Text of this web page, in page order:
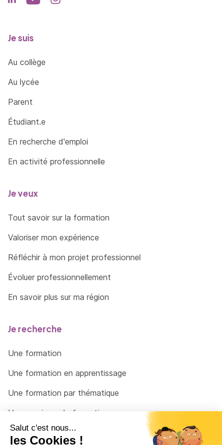
Communiquer à des fins de formation ou de
Je suis
Au collège
Au lycée
Parent
Étudiant.e
En recherche d'emploi
En activité professionnelle
Je veux
Tout savoir sur la formation
Valoriser mon expérience
Réfléchir à mon projet professionnel
Évoluer professionnellement
En savoir plus sur ma région
Je recherche
Une formation
Une formation en apprentissage
Une formation par thématique
Un organisme de formation
Un conseiller